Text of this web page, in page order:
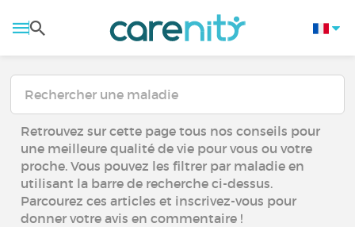
Retrouvez sur cette page tous nos conseils pour
une meilleure qualité de vie pour vous ou votre
proche. Vous pouvez les filtrer par maladie en
utilisant la barre de recherche ci-dessus.
Parcourez ces articles et inscrivez-vous pour
donner votre avis en commentaire !